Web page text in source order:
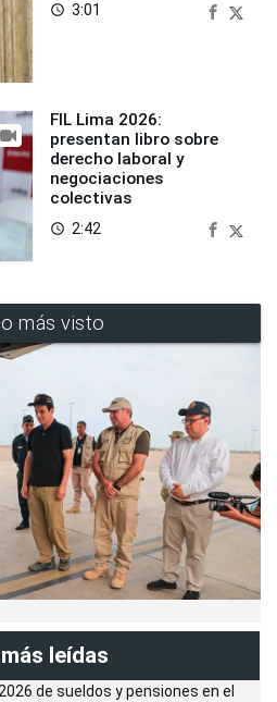
access_time 3:01
FIL Lima 2026:
presentan libro sobre
derecho laboral y
negociaciones
colectivas
access_time 2:42
más visto
leídas
de sueldos y pensiones en el